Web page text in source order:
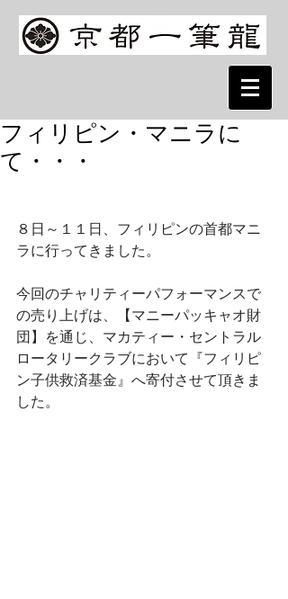
フィリピン・マニラに
て・・・
８日～１１日、フィリピンの首都マニ
ラに行ってきました。
今回のチャリティーパフォーマンスで
の売り上げは、【マニーパッキャオ財
団】を通じ、マカティー・セントラル
ロータリークラブにおいて『フィリピ
ン子供救済基金』へ寄付させて頂きま
した。